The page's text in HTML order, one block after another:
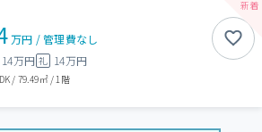
万円 /管理費なし
14万円 礼 14万円
/ 79.49㎡/ 1階